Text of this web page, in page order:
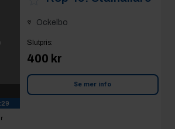
Ockelbo
Slutpris:
400 kr
Se mer info